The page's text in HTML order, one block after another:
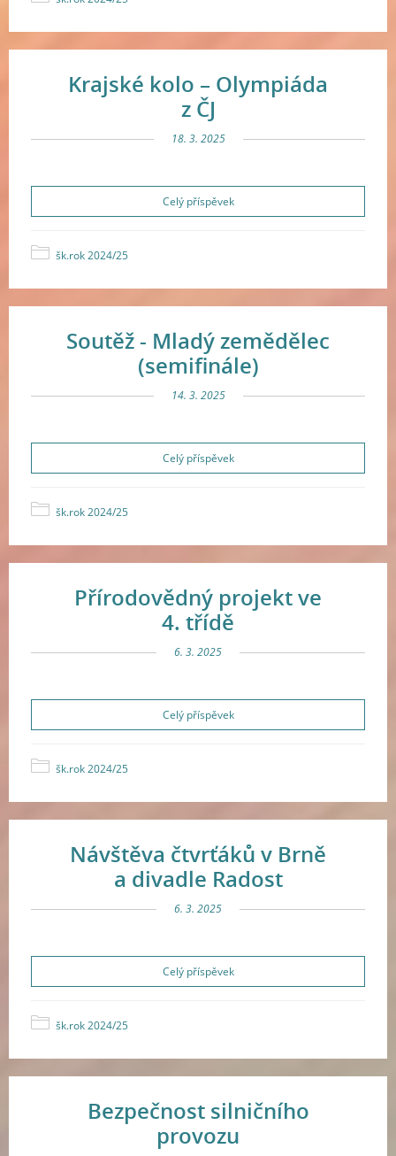
Krajské kolo – Olympiáda
z ČJ
18. 3. 2025
Celý příspěvek
šk.rok 2024/25
Soutěž - Mladý zemědělec
(semifinále)
14. 3. 2025
Celý příspěvek
šk.rok 2024/25
Přírodovědný projekt ve
4. třídě
6. 3. 2025
Celý příspěvek
šk.rok 2024/25
Návštěva čtvrťáků v Brně
a divadle Radost
6. 3. 2025
Celý příspěvek
šk.rok 2024/25
Bezpečnost silničního
provozu